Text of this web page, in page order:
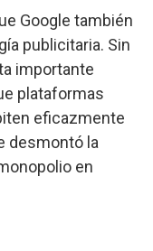
Google también
publicitaria. Sin
importante
plataformas
eficazmente
desmontó la
en